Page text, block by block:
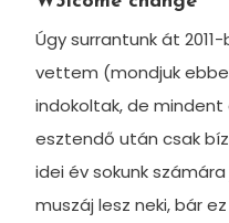
Úgy surrantunk át
vettem (mondjuk
indokoltak, de
esztendő után csak
idei év sokunk
muszáj lesz neki, bár